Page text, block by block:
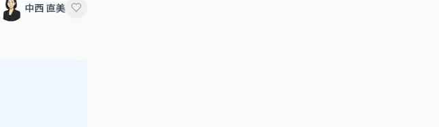
中西 直美